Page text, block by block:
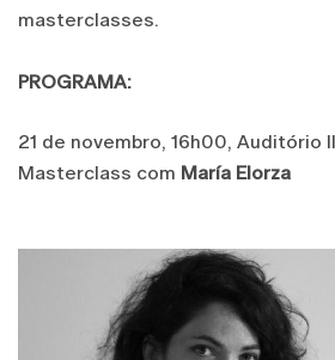
masterclasses.
PROGRAMA:
21 de novembro, 16h00, Auditório
Masterclass com María Elorza